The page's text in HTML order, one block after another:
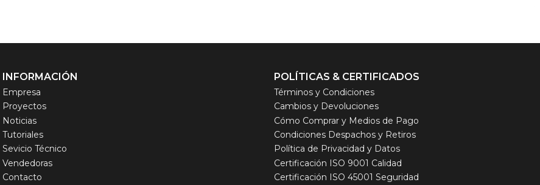
INFORMACIÓN
Empresa
Proyectos
Noticias
Tutoriales
Sevicio Técnico
Vendedoras
Contacto
POLÍTICAS & CERTIFICADOS
Términos y Condiciones
Cambios y Devoluciones
Cómo Comprar y Medios de Pago
Condiciones Despachos y Retiros
Política de Privacidad y Datos
Certificación ISO 9001 Calidad
Certificación ISO 45001 Seguridad